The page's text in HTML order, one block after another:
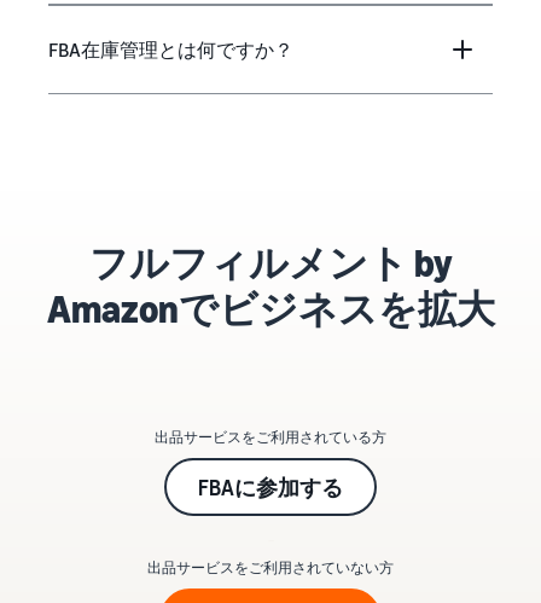
FBA在庫管理とは何ですか？
フルフィルメント by
Amazonでビジネスを拡大
出品サービスをご利用されている方
FBAに参加する
出品サービスをご利用されていない方